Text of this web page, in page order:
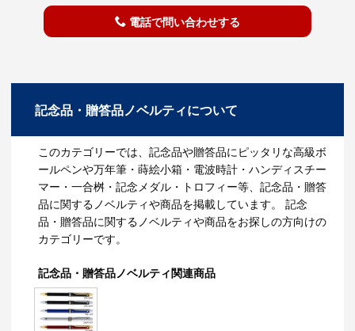
電話で問い合わせする
記念品・贈答品ノベルティについて
このカテゴリーでは、記念品や贈答品にピッタリな高級ボ
ールペンや万年筆・蒔絵小箱・電波時計・ハンディスチー
マー・一合桝・記念メダル・トロフィー等、記念品・贈答
品に関するノベルティや商品を掲載しています。 記念
品・贈答品に関するノベルティや商品をお探しの方向けの
カテゴリーです。
記念品・贈答品ノベルティ関連商品